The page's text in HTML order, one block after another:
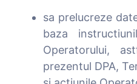
sa prelucreze
baza
Operatorului,
prezentul DPA,